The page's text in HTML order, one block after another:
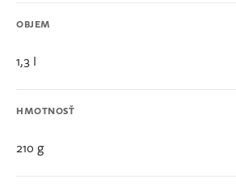
OBJEM
1,3 l
HMOTNOSŤ
210 g